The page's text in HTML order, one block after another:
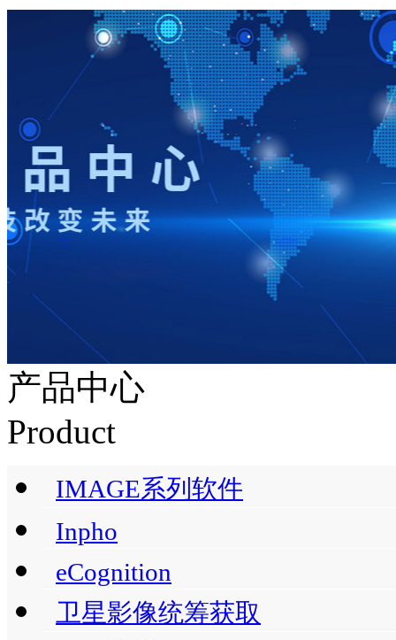
产品中心
Product
IMAGE系列软件
Inpho
eCognition
卫星影像统筹获取